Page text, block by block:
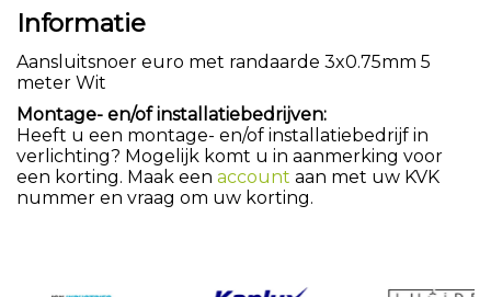
Informatie
Aansluitsnoer euro met randaarde 3x0.75mm 5
meter Wit
Montage- en/of installatiebedrijven:
Heeft u een montage- en/of installatiebedrijf in
verlichting? Mogelijk komt u in aanmerking voor
een korting. Maak een account aan met uw KVK
nummer en vraag om uw korting.